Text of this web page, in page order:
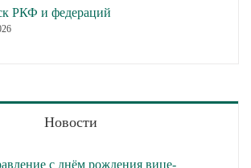
РКФ и федераций
Новости
с днём рождения вице-